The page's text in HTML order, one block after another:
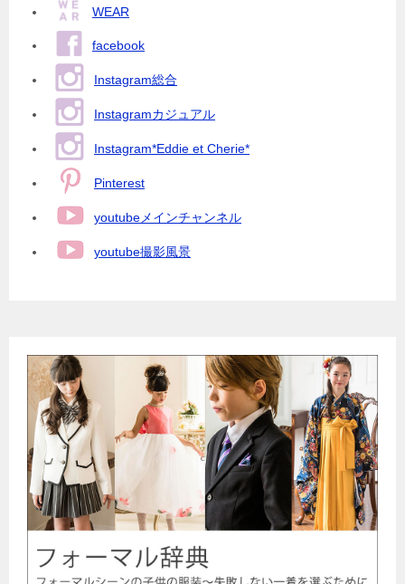
WEAR
facebook
Instagram総合
Instagramカジュアル
Instagram*Eddie et Cherie*
Pinterest
youtubeメインチャンネル
youtube撮影風景